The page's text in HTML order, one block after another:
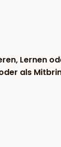
Lernen
als